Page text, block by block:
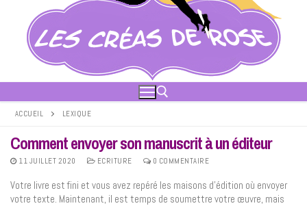
Rechercher :
ACCUEIL LEXIQUE
Comment envoyer son manuscrit à un éditeur
11 JUILLET 2020 ECRITURE 0 COMMENTAIRE
Votre livre est fini et vous avez repéré les maisons d’édition où envoyer
votre texte. Maintenant, il est temps de soumettre votre œuvre, mais